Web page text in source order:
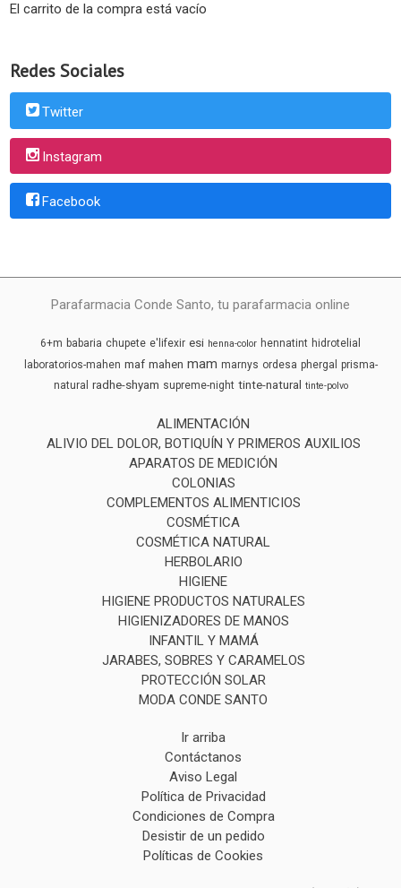
El carrito de la compra está vacío
Redes Sociales
Twitter
Instagram
Facebook
Parafarmacia Conde Santo, tu parafarmacia online
6+m babaria chupete e'lifexir esi henna-color hennatint hidrotelial
laboratorios-mahen maf mahen mam marnys ordesa phergal prisma-
natural radhe-shyam supreme-night tinte-natural tinte-polvo
ALIMENTACIÓN
ALIVIO DEL DOLOR, BOTIQUÍN Y PRIMEROS AUXILIOS
APARATOS DE MEDICIÓN
COLONIAS
COMPLEMENTOS ALIMENTICIOS
COSMÉTICA
COSMÉTICA NATURAL
HERBOLARIO
HIGIENE
HIGIENE PRODUCTOS NATURALES
HIGIENIZADORES DE MANOS
INFANTIL Y MAMÁ
JARABES, SOBRES Y CARAMELOS
PROTECCIÓN SOLAR
MODA CONDE SANTO
Ir arriba
Contáctanos
Aviso Legal
Política de Privacidad
Condiciones de Compra
Desistir de un pedido
Políticas de Cookies